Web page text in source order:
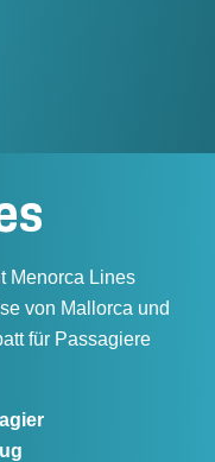
Menorca Lines
von Mallorca und
für Passagiere